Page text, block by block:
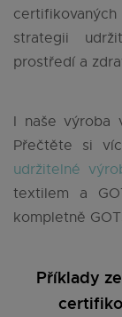
strategii
prostředí a
I naše výroba
Přečtěte si
udržitelné
textilem a
kompletně
Příklady